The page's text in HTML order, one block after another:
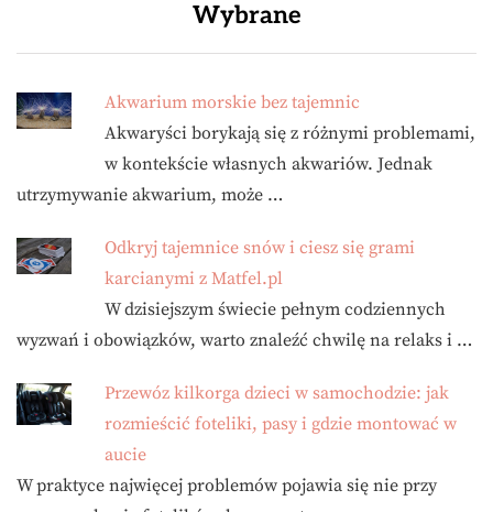
Wybrane
Akwarium morskie bez tajemnic
Akwaryści borykają się z różnymi problemami,
w kontekście własnych akwariów. Jednak
utrzymywanie akwarium, może …
Odkryj tajemnice snów i ciesz się grami
karcianymi z Matfel.pl
W dzisiejszym świecie pełnym codziennych
wyzwań i obowiązków, warto znaleźć chwilę na relaks i …
Przewóz kilkorga dzieci w samochodzie: jak
rozmieścić foteliki, pasy i gdzie montować w
aucie
W praktyce najwięcej problemów pojawia się nie przy